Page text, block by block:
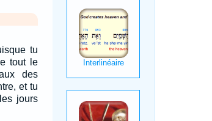
tu
tout le
des
et tu
jours